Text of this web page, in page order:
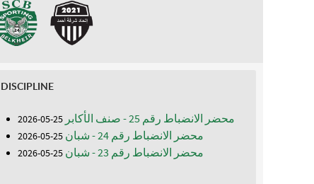
DISCIPLINE
محضر الانضباط رقم 25 - صنف الأكابر 25-05-2026
محضر الانضباط رقم 24 - شبان 25-05-2026
محضر الانضباط رقم 23 - شبان 25-05-2026